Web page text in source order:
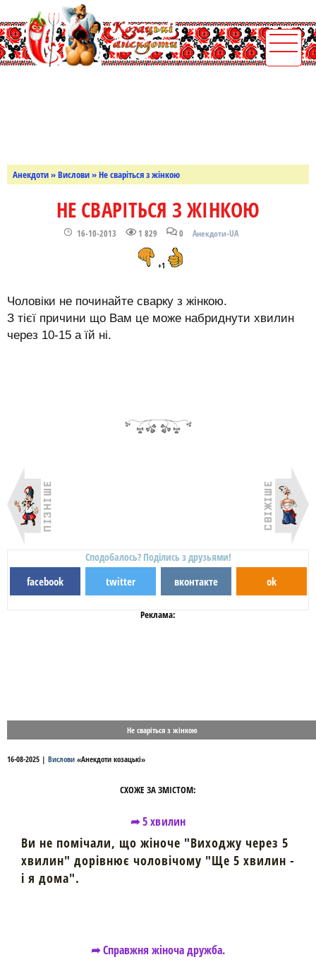
Анекдоти»Вислови» Не сваріться з жінкою
НЕ СВАРІТЬСЯ З ЖІНКОЮ
16-10-2013 1 829 0 Анекдоти-UA
+1
Чоловіки не починайте сварку з жінкою.
З тієї причини що Вам це може набриднути хвилин
через 10-15 а їй ні.
Сподобалось? Поділись з друзьями!
facebook twitter вконтакте ok
Реклама:
Не сваріться з жінкою
16-08-2025 | Вислови «Анекдоти козацькі»
СХОЖЕ ЗА ЗМІСТОМ:
➦ 5 хвилин
Ви не помічали, що жіноче "Виходжу через 5
хвилин" дорівнює чоловічому "Ще 5 хвилин -
і я дома".
➦ Справжня жіноча дружба.